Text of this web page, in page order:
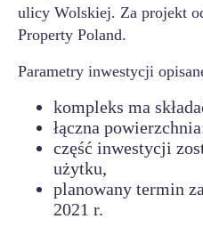
ulicy Wolskiej. Za projekt
Property Poland.
Parametry inwestycji
kompleks ma
łączna
część inwestycji
użytku,
planowany termin
2021 r.